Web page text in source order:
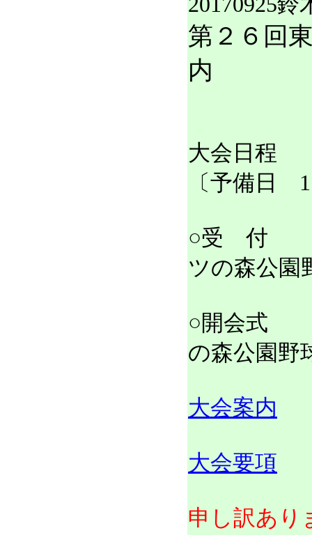
第２６回
内
大会日程
〔予備日
○受 付 １
ツの森公園
○開会式
の森公園野
大会案内
大会要項
申し訳あり